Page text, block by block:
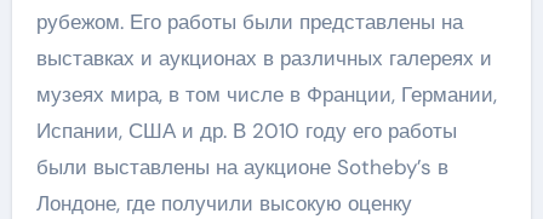
рубежом. Его работы были представлены на
выставках и аукционах в различных галереях и
музеях мира, в том числе в Франции, Германии,
Испании, США и др. В 2010 году его работы
были выставлены на аукционе Sotheby’s в
Лондоне, где получили высокую оценку